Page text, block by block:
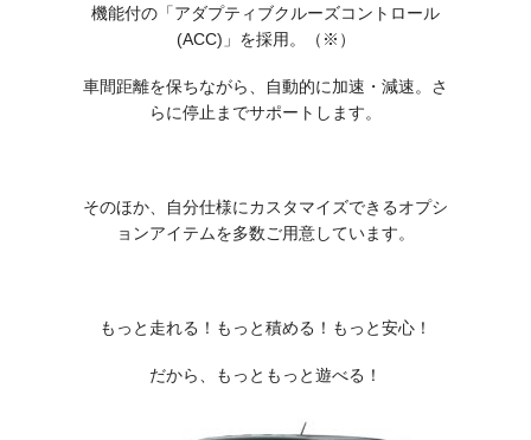
機能付の「アダプティブクルーズコントロール
(ACC)」を採用。（※）
車間距離を保ちながら、自動的に加速・減速。さ
らに停止までサポートします。
そのほか、自分仕様にカスタマイズできるオプシ
ョンアイテムを多数ご用意しています。
もっと走れる！もっと積める！もっと安心！
だから、もっともっと遊べる！